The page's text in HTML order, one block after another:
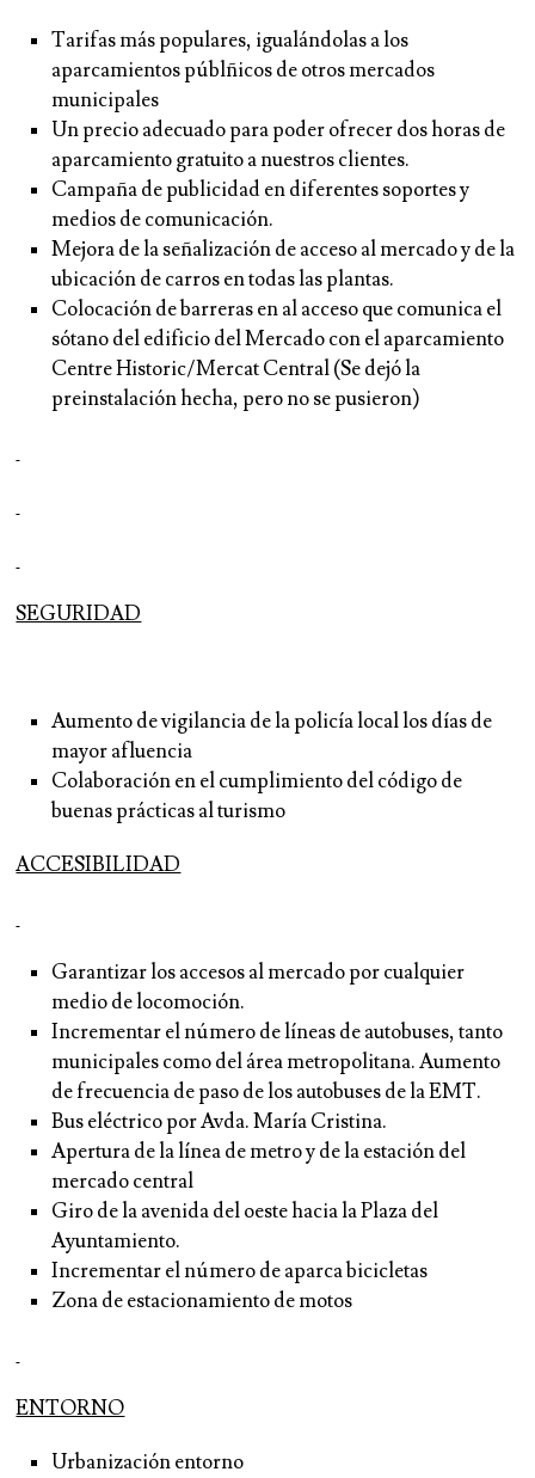
Tarifas más populares, igualándolas a los
aparcamientos públñicos de otros mercados
municipales
Un precio adecuado para poder ofrecer dos horas de
aparcamiento gratuito a nuestros clientes.
Campaña de publicidad en diferentes soportes y
medios de comunicación.
Mejora de la señalización de acceso al mercado y de la
ubicación de carros en todas las plantas.
Colocación de barreras en al acceso que comunica el
sótano del edificio del Mercado con el aparcamiento
Centre Historic/Mercat Central (Se dejó la
preinstalación hecha, pero no se pusieron)
SEGURIDAD
Aumento de vigilancia de la policía local los días de
mayor afluencia
Colaboración en el cumplimiento del código de
buenas prácticas al turismo
ACCESIBILIDAD
Garantizar los accesos al mercado por cualquier
medio de locomoción.
Incrementar el número de líneas de autobuses, tanto
municipales como del área metropolitana. Aumento
de frecuencia de paso de los autobuses de la EMT.
Bus eléctrico por Avda. María Cristina.
Apertura de la línea de metro y de la estación del
mercado central
Giro de la avenida del oeste hacia la Plaza del
Ayuntamiento.
Incrementar el número de aparca bicicletas
Zona de estacionamiento de motos
ENTORNO
Urbanización entorno